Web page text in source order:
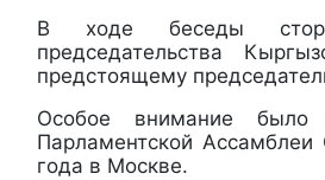
В ходе беседы
председательства
предстоящему
Особое внимание было
Парламентской
года в Москве.